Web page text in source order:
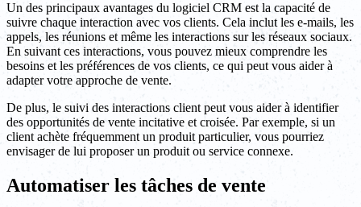
Un des principaux avantages du logiciel CRM est la capacité de
suivre chaque interaction avec vos clients. Cela inclut les e-mails, les
appels, les réunions et même les interactions sur les réseaux sociaux.
En suivant ces interactions, vous pouvez mieux comprendre les
besoins et les préférences de vos clients, ce qui peut vous aider à
adapter votre approche de vente.
De plus, le suivi des interactions client peut vous aider à identifier
des opportunités de vente incitative et croisée. Par exemple, si un
client achète fréquemment un produit particulier, vous pourriez
envisager de lui proposer un produit ou service connexe.
Automatiser les tâches de vente